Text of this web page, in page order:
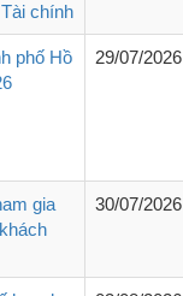
chính
phố Hồ
29/07/2026
gia
30/07/2026